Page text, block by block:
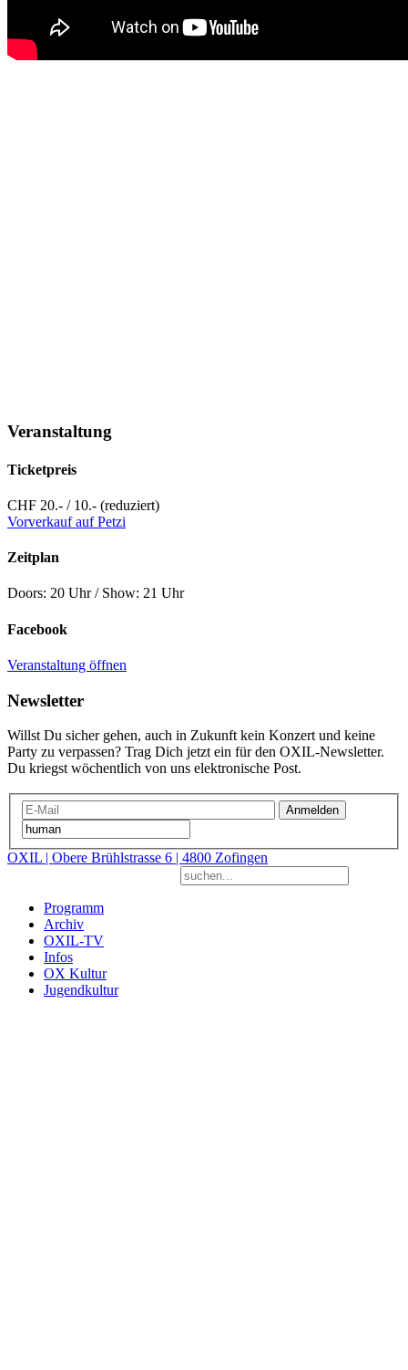
Veranstaltung
Ticketpreis
CHF 20.- / 10.- (reduziert)
Vorverkauf auf Petzi
Zeitplan
Doors: 20 Uhr / Show: 21 Uhr
Facebook
Veranstaltung öffnen
Newsletter
Willst Du sicher gehen, auch in Zukunft kein Konzert und keine
Party zu verpassen? Trag Dich jetzt ein für den OXIL-Newsletter.
Du kriegst wöchentlich von uns elektronische Post.
Anmelden
OXIL | Obere Brühlstrasse 6 | 4800 Zofingen
Programm
Archiv
OXIL-TV
Infos
OX Kultur
Jugendkultur